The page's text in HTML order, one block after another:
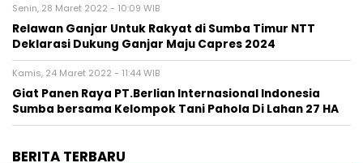
Senin, 28 Maret 2022 - 10:09 WIB
Relawan Ganjar Untuk Rakyat di Sumba Timur NTT
Deklarasi Dukung Ganjar Maju Capres 2024
Kamis, 24 Maret 2022 - 11:44 WIB
Giat Panen Raya PT.Berlian Internasional Indonesia
Sumba bersama Kelompok Tani Pahola Di Lahan 27 HA
BERITA TERBARU